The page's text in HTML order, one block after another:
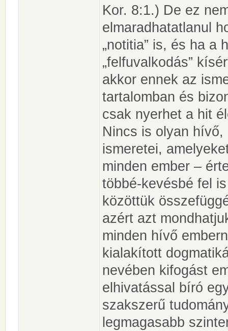
Kor. 8:1.) De ez
elmaradhatatlanul
„notitia” is, és ha a
„felfuvalkodás”
akkor ennek az
tartalomban és
csak nyerhet a hit
Nincs is olyan
ismeretei,
minden ember –
többé-kevésbé fel
közöttük
azért azt
minden hívő
kialakított
nevében kifogást
elhivatással bíró
szakszerű
legmagasabb